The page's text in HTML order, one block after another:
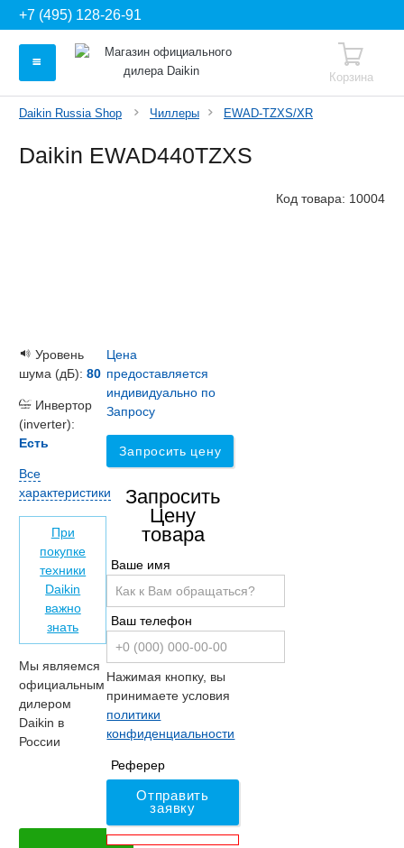
+7 (495) 128-26-91
Корзина
Daikin Russia Shop Чиллеры EWAD-TZXS/XR
Daikin EWAD440TZXS
Код товара: 10004
Цена
предоставляется
индивидуально по
Запросу
Запросить цену
Запросить
Цену
товара
Ваше имя
Ваш телефон
Нажимая кнопку, вы
принимаете условия
политики
конфиденциальности
Реферер
Отправить
заявку
Уровень
шума (дБ): 80
Инвертор
(inverter):
Есть
Все
характеристики
При
покупке
техники
Daikin
важно
знать
Мы являемся
официальным
дилером
Daikin в
России